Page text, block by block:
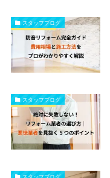
スタッフブログ
スタッフブログ
スタッフブログ